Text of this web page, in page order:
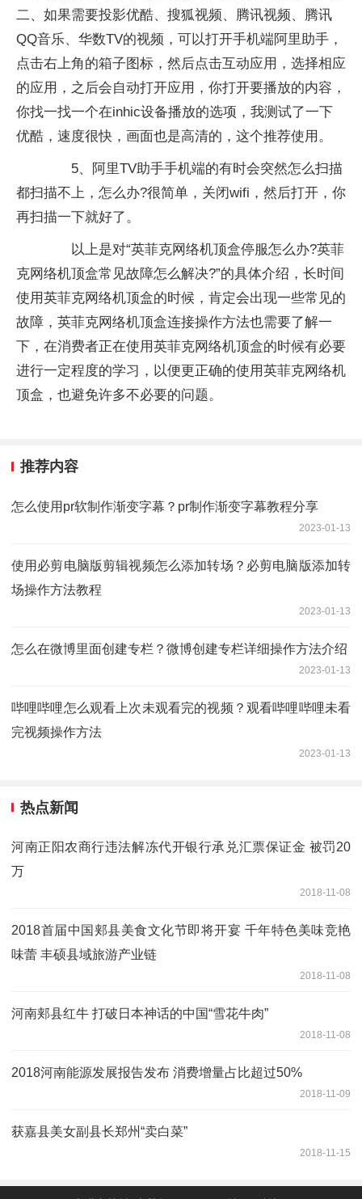
二、如果需要投影优酷、搜狐视频、腾讯视频、腾讯
QQ音乐、华数TV的视频，可以打开手机端阿里助手，
点击右上角的箱子图标，然后点击互动应用，选择相应
的应用，之后会自动打开应用，你打开要播放的内容，
你找一找一个在inhic设备播放的选项，我测试了一下
优酷，速度很快，画面也是高清的，这个推荐使用。
5、阿里TV助手手机端的有时会突然怎么扫描
都扫描不上，怎么办?很简单，关闭wifi，然后打开，你
再扫描一下就好了。
以上是对“英菲克网络机顶盒停服怎么办?英菲
克网络机顶盒常见故障怎么解决?”的具体介绍，长时间
使用英菲克网络机顶盒的时候，肯定会出现一些常见的
故障，英菲克网络机顶盒连接操作方法也需要了解一
下，在消费者正在使用英菲克网络机顶盒的时候有必要
进行一定程度的学习，以便更正确的使用英菲克网络机
顶盒，也避免许多不必要的问题。
推荐内容
怎么使用pr软制作渐变字幕？pr制作渐变字幕教程分享
2023-01-13
使用必剪电脑版剪辑视频怎么添加转场？必剪电脑版添加转
场操作方法教程
2023-01-13
怎么在微博里面创建专栏？微博创建专栏详细操作方法介绍
2023-01-13
哔哩哔哩怎么观看上次未观看完的视频？观看哔哩哔哩未看
完视频操作方法
2023-01-13
热点新闻
河南正阳农商行违法解冻代开银行承兑汇票保证金 被罚20
万
2018-11-08
2018首届中国郏县美食文化节即将开宴 千年特色美味竞艳
味蕾 丰硕县域旅游产业链
2018-11-08
河南郏县红牛 打破日本神话的中国“雪花牛肉”
2018-11-08
2018河南能源发展报告发布 消费增量占比超过50%
2018-11-09
获嘉县美女副县长郑州“卖白菜”
2018-11-15